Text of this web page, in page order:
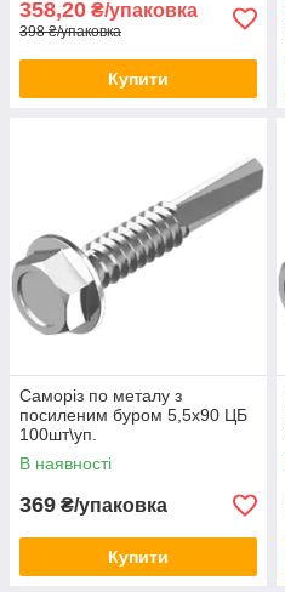
358,20 ₴/упаковка
398 ₴/упаковка
Купити
Саморіз по металу з
посиленим буром 5,5х90 ЦБ
100шт\уп.
В наявності
369 ₴/упаковка
Купити